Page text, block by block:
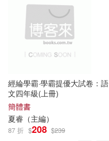
薛大龍（主編）(59)
張勇（主編）(58)
本書編委會編(58)
李軍（主編）(58)
九州出版社(629)
天津人民出版社(625)
南開大學出版社(622)
慕客館(621)
經綸學霸·學霸提優大試卷：語
文四年級(上冊)
簡體書
夏睿（主編）
87 折 $208 $239